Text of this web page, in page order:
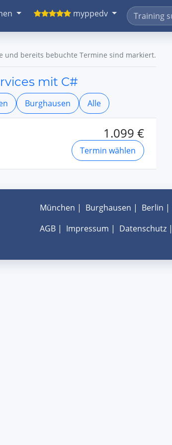
myppedv
und bereits bebuchte Termine sind markiert.
mit C#
Burghausen Alle
1.099 €
Termin wählen
München | Burghausen | Berlin |
AGB| Impressum | Datenschutz|